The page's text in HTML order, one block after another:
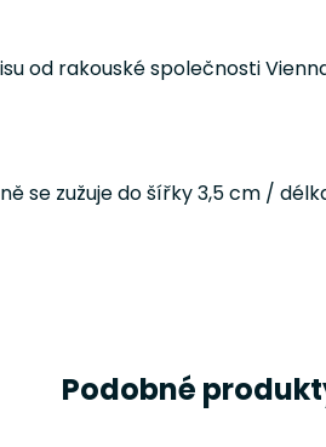
od rakouské společnosti
se zužuje do šířky 3,5 cm /
Podobné